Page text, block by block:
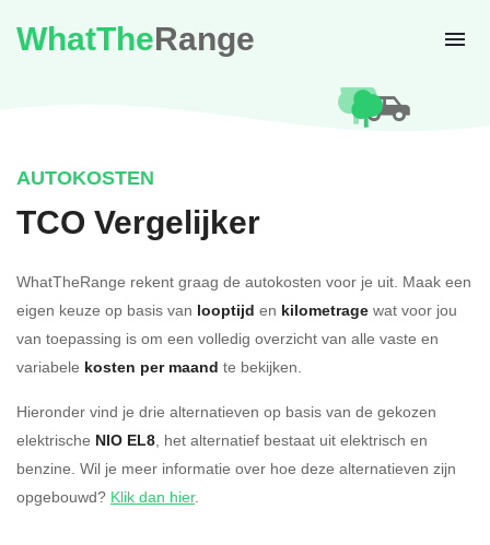
WhatTheRange
AUTOKOSTEN
TCO Vergelijker
WhatTheRange rekent graag de autokosten voor je uit. Maak een
eigen keuze op basis van looptijd en kilometrage wat voor jou
van toepassing is om een volledig overzicht van alle vaste en
variabele kosten per maand te bekijken.
Hieronder vind je drie alternatieven op basis van de gekozen
elektrische NIO EL8, het alternatief bestaat uit elektrisch en
benzine. Wil je meer informatie over hoe deze alternatieven zijn
opgebouwd? Klik dan hier.